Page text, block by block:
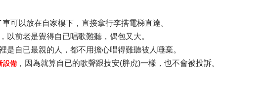
可以放在自家樓下，直接拿行李搭電梯直達。
以前老是覺得自已唱歌難聽，偶包又大。
是自已最親的人，都不用擔心唱得難聽被人唾棄。
設備 ，因為就算自已的歌聲跟技安(胖虎)一樣，也不會被投訴。